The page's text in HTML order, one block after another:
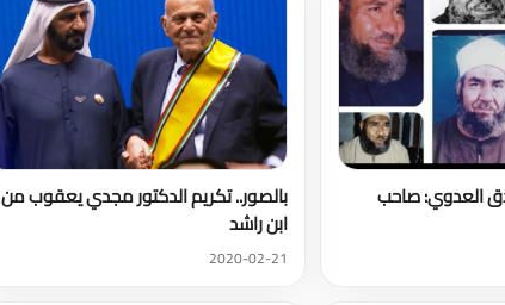
العدوي: صاحب بالصور.. تكريم الدكتور مجدي يعقوب من
ابن راشد
2020-02-21